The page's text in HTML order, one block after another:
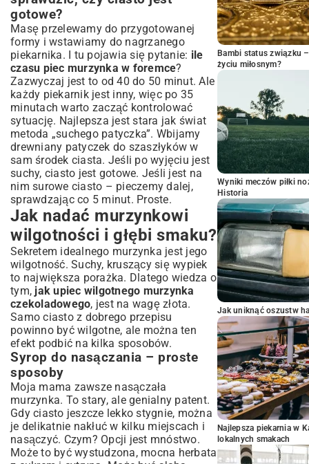
gotowe?
Masę przelewamy do przygotowanej
formy i wstawiamy do nagrzanego
piekarnika. I tu pojawia się pytanie: ile
czasu piec murzynka w foremce?
Zazwyczaj jest to od 40 do 50 minut. Ale
każdy piekarnik jest inny, więc po 35
minutach warto zacząć kontrolować
sytuację. Najlepsza jest stara jak świat
metoda „suchego patyczka”. Wbijamy
drewniany patyczek do szaszłyków w
sam środek ciasta. Jeśli po wyjęciu jest
suchy, ciasto jest gotowe. Jeśli jest na
nim surowe ciasto – pieczemy dalej,
sprawdzając co 5 minut. Proste.
Jak nadać murzynkowi
wilgotności i głębi smaku?
Sekretem idealnego murzynka jest jego
wilgotność. Suchy, kruszący się wypiek
to największa porażka. Dlatego wiedza o
tym, jak upiec wilgotnego murzynka
czekoladowego, jest na wagę złota.
Samo ciasto z dobrego przepisu
powinno być wilgotne, ale można ten
efekt podbić na kilka sposobów.
Syrop do nasączania – proste
sposoby
Moja mama zawsze nasączała
murzynka. To stary, ale genialny patent.
Gdy ciasto jeszcze lekko stygnie, można
je delikatnie nakłuć w kilku miejscach i
nasączyć. Czym? Opcji jest mnóstwo.
Może to być wystudzona, mocna herbata
Bambi status związku
życiu miłosnym?
Wyniki meczów piłki
Historia
Jak uniknąć oszustw
Najlepsza piekarnia w
lokalnych smakach